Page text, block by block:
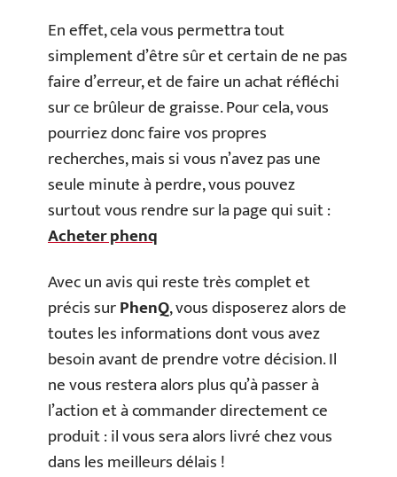
En effet, cela vous permettra tout
simplement d’être sûr et certain de ne pas
faire d’erreur, et de faire un achat réfléchi
sur ce brûleur de graisse. Pour cela, vous
pourriez donc faire vos propres
recherches, mais si vous n’avez pas une
seule minute à perdre, vous pouvez
surtout vous rendre sur la page qui suit :
Acheter phenq
Avec un avis qui reste très complet et
précis surPhenQ, vous disposerez alors de
toutes les informations dont vous avez
besoin avant de prendre votre décision. Il
ne vous restera alors plus qu’à passer à
l’action et à commander directement ce
produit : il vous sera alors livré chez vous
dans les meilleurs délais !